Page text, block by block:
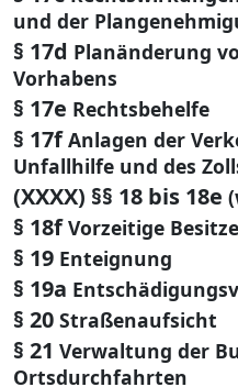
und der
§ 17d Planänderung
Vorhabens
§ 17e Rechtsbehelfe
§ 17f Anlagen der
Unfallhilfe und des
(XXXX) §§ 18 bis 18e
§ 18f Vorzeitige
§ 19 Enteignung
§ 19a
§ 20 Straßenaufsicht
§ 21 Verwaltung der
Ortsdurchfahrten